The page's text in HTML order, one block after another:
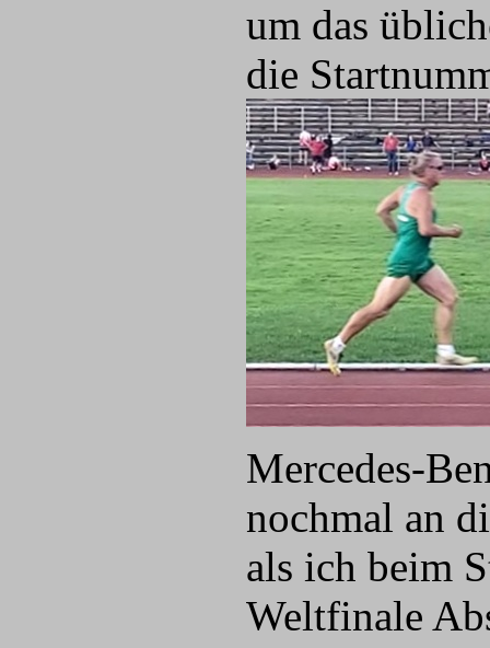
um das
die
Mercedes-
nochmal an
als ich beim
Weltfinale